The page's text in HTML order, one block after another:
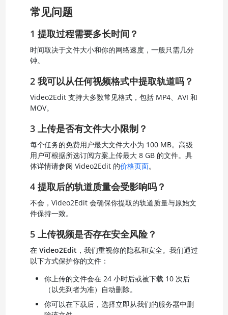
常见问题
1 提取过程需要多长时间？
时间取决于文件大小和你的网络速度，一般只需几分
钟。
2 我可以从任何视频格式中提取轨道吗？
Video2Edit 支持大多数常见格式，包括 MP4、AVI 和
MOV。
3 上传是否有文件大小限制？
每个任务的免费用户最大文件大小为 100 MB。高级
用户可根据所选订阅方案上传最大 8 GB 的文件。具
体详情请参阅 Video2Edit 的价格页面。
4 提取后的轨道质量会受影响吗？
不会，Video2Edit 会确保你提取的轨道质量与原始文
件保持一致。
5 上传视频是否存在安全风险？
在 Video2Edit ，我们重视你的隐私和安全。我们通过
以下方式保护你的文件：
你上传的文件会在 24 小时后或被下载 10 次后
（以先到者为准）自动删除。
你可以在下载后，选择立即从我们的服务器中删